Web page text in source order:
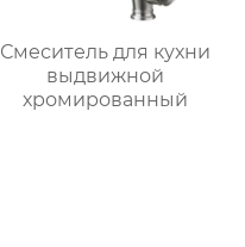
Смеситель для кухни
выдвижной
хромированный